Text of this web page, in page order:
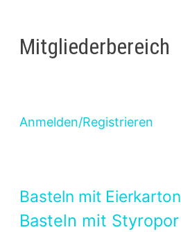
Mitgliederbereich
Anmelden/Registrieren
Basteln mit Eierkarton
Basteln mit Styropor